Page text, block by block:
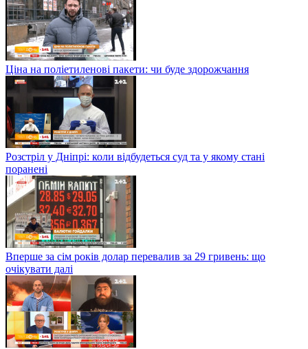
Ціна на поліетиленові пакети: чи буде здорожчання
Розстріл у Дніпрі: коли відбудеться суд та у якому стані
поранені
Вперше за сім років долар перевалив за 29 гривень: що
очікувати далі